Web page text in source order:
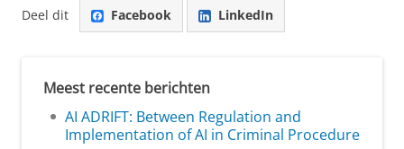
Deel dit Facebook LinkedIn
Meest recente berichten
AI ADRIFT: Between Regulation and
Implementation of AI in Criminal Procedure